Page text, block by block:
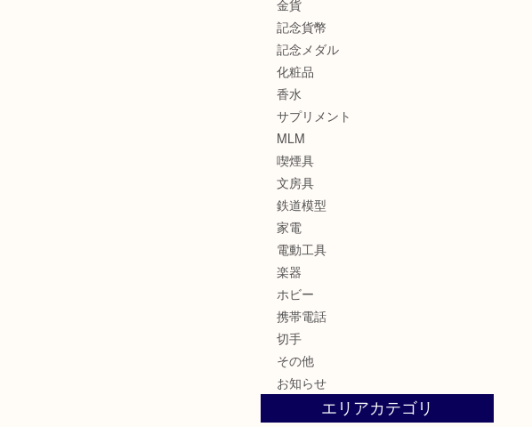
金貨
記念貨幣
記念メダル
化粧品
香水
サプリメント
MLM
喫煙具
文房具
鉄道模型
家電
電動工具
楽器
ホビー
携帯電話
切手
その他
お知らせ
エリアカテゴリ